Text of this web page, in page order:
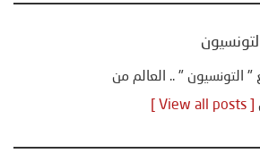
التونسيون
التونسيون " .. العالم من